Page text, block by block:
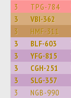
3 TPG-784
3 VBI-362
3 HMF-311
3 BLF-603
3 YFG-815
3 CGH-251
3 SLG-357
3 NGB-990